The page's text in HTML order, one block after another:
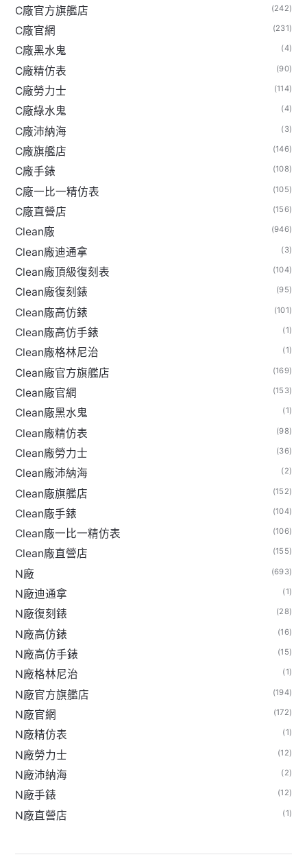
C廠官方旗艦店 (242)
C廠官網 (231)
C廠黑水鬼 (4)
C廠精仿表 (90)
C廠勞力士 (114)
C廠綠水鬼 (4)
C廠沛納海 (3)
C廠旗艦店 (146)
C廠手錶 (108)
C廠一比一精仿表 (105)
C廠直營店 (156)
Clean廠 (946)
Clean廠迪通拿 (3)
Clean廠頂級復刻表 (104)
Clean廠復刻錶 (95)
Clean廠高仿錶 (101)
Clean廠高仿手錶 (1)
Clean廠格林尼治 (1)
Clean廠官方旗艦店 (169)
Clean廠官網 (153)
Clean廠黑水鬼 (1)
Clean廠精仿表 (98)
Clean廠勞力士 (36)
Clean廠沛納海 (2)
Clean廠旗艦店 (152)
Clean廠手錶 (104)
Clean廠一比一精仿表 (106)
Clean廠直營店 (155)
N廠 (693)
N廠迪通拿 (1)
N廠復刻錶 (28)
N廠高仿錶 (16)
N廠高仿手錶 (15)
N廠格林尼治 (1)
N廠官方旗艦店 (194)
N廠官網 (172)
N廠精仿表 (1)
N廠勞力士 (12)
N廠沛納海 (2)
N廠手錶 (12)
N廠直營店 (1)